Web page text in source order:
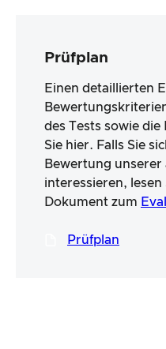
Prüfplan
Einen detaillierten
des Tests sowie
Sie hier. Falls Sie
Bewertung
interessieren, lesen
Dokument zum
Prüfplan